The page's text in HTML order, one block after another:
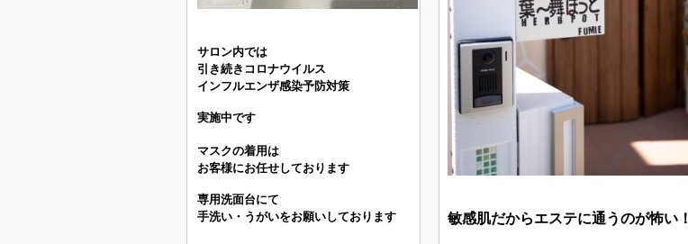
サロン内では
引き続きコロナウイルス
インフルエンザ感染予防対策
実施中です
マスクの着用は
お客様にお任せしております
専用洗面台にて
手洗い・うがいをお願いしております
敏感肌だからエステに通うのが怖い！